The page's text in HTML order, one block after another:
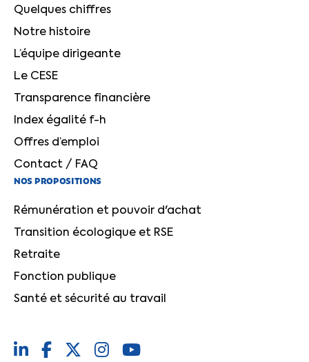
Quelques chiffres
Notre histoire
L’équipe dirigeante
Le CESE
Transparence financière
Index égalité f-h
Offres d’emploi
Contact / FAQ
NOS PROPOSITIONS
Rémunération et pouvoir d'achat
Transition écologique et RSE
Retraite
Fonction publique
Santé et sécurité au travail